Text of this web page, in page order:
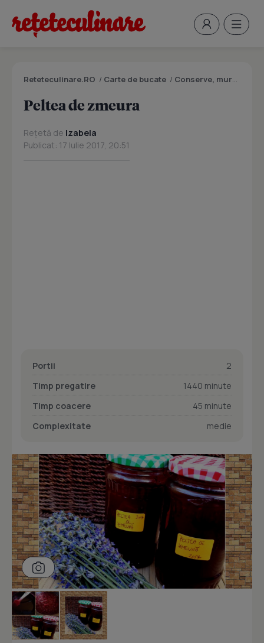
Reteteculinare.RO / Carte de bucate / Conserve, muraturi
Peltea de zmeura
Rețetă de Izabela
Publicat: 17 Iulie 2017, 20:51
Portii
2
Timp pregatire
1440 minute
Timp coacere
45 minute
Complexitate
medie